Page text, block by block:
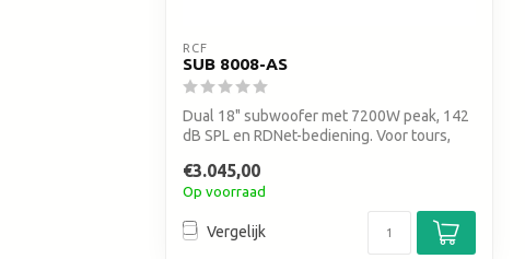
RCF
SUB 8008-AS
Dual 18" subwoofer met 7200W peak, 142
dB SPL en RDNet-bediening. Voor tours,
€3.045,00
Op voorraad
Vergelijk